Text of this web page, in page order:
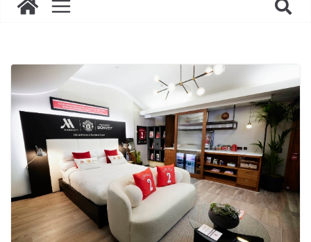
ได้เตรียมนักเรียนเพียงเพื่อก้าวเข้าสู่
มหาวิทยาลัยเท่านั้น แต่ยังเตรียมพวก
เขาให้พร้อมเป็นผู้กำหนดอนาคต”
8.8 “ซูเลียน” รวมพลังนักธุรกิจทั่ว
ประเทศ จัดประชุมใหญ่แห่งปี พบ CEO
“ดร.ปิยะวัฒน์” ถ่ายทอดวิสัยทัศน์ธุรกิจ
พร้อมฟรีคอนเสิร์ต “โชค รถแห่” ยกวง